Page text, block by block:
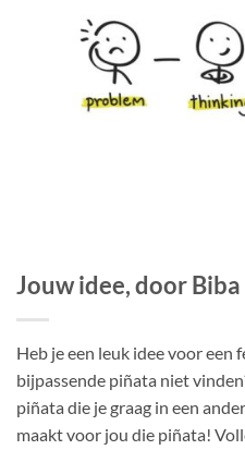
Jouw idee, door
Heb je een leuk idee voor een
bijpassende piñata niet
piñata die je graag in een
maakt voor jou die piñata!